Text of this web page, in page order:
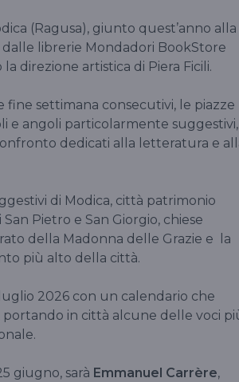
(Ragusa), giunto quest’anno alla
librerie Mondadori BookStore
direzione artistica di Piera Ficili.
settimana consecutivi, le piazze
e angoli particolarmente suggestivi,
dedicati alla letteratura e
di Modica, città patrimonio
Pietro e San Giorgio, chiese
della Madonna delle Grazie e la
più alto della città.
2026 con un calendario che
in città alcune delle voci
giugno, sarà Emmanuel Carrère,